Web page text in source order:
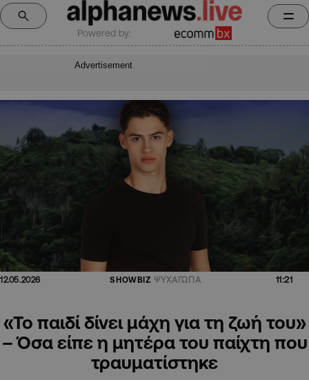
Powered by:
Advertisement
12.05.2026 SHOWBIZ ΨΥΧΑΓΩΓΙΑ 11:21
«Το παιδί δίνει μάχη για τη ζωή του»
– Όσα είπε η μητέρα του παίχτη που
τραυματίστηκε